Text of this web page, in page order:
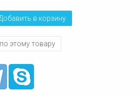
в корзину
этому товару